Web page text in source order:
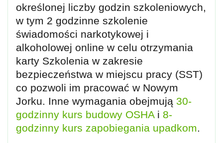
określonej liczby godzin szkoleniowych,
w tym 2 godzinne szkolenie
świadomości narkotykowej i
alkoholowej online w celu otrzymania
karty Szkolenia w zakresie
bezpieczeństwa w miejscu pracy (SST)
co pozwoli im pracować w Nowym
Jorku. Inne wymagania obejmują 30-
godzinny kurs budowy OSHAi 8-
godzinny kurs zapobiegania upadkom.